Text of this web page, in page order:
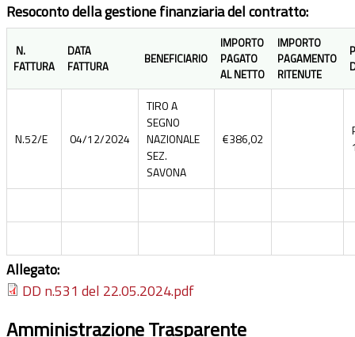
Resoconto della gestione finanziaria del contratto:
N.
FATTURA
DATA
FATTURA
BENEFICIARIO
IMPORTO
PAGATO
AL NETTO
IMPORTO
PAGAMENTO
RITENUTE
N.52/E 04/12/2024
TIRO A
SEGNO
NAZIONALE
SEZ.
SAVONA
€386,02
Allegato:
DD n.531 del 22.05.2024.pdf
Amministrazione Trasparente